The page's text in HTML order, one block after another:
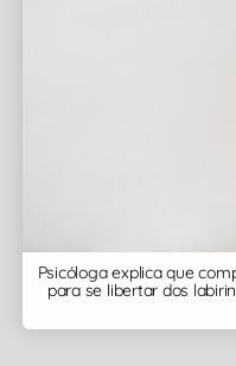
Psicóloga explica que
para se libertar dos